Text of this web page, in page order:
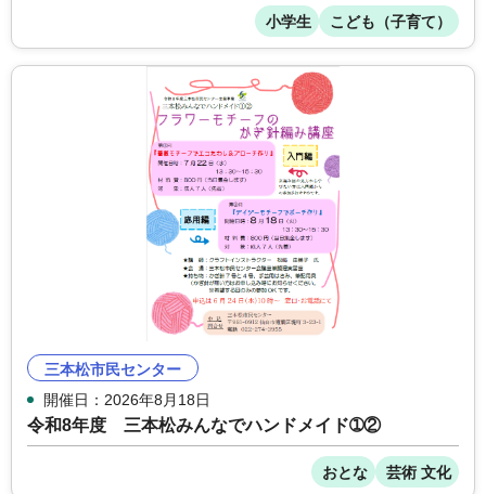
小学生 こども（子育て）
三本松市民センター
開催日：2026年8月18日
令和8年度 三本松みんなでハンドメイド➀②
おとな 芸術 文化